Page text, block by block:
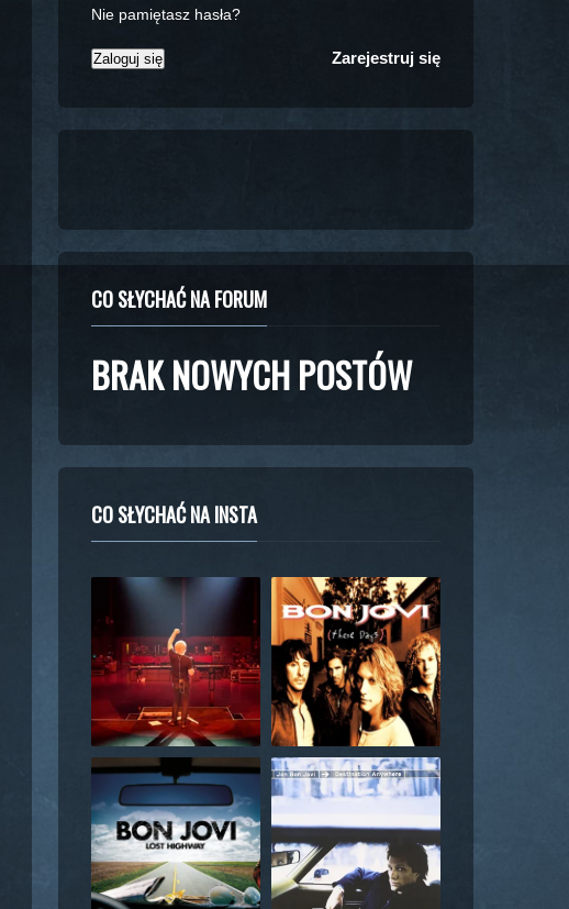
Nie pamiętasz hasła?
Zarejestruj się
CO SŁYCHAĆ NA FORUM
BRAK NOWYCH POSTÓW
CO SŁYCHAĆ NA INSTA